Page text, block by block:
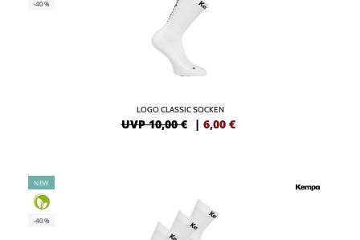
-40%
LOGO CLASSIC SOCKEN
UVP 10,00 € | 6,00 €
NEW
-40%